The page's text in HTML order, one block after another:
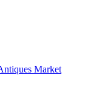
Market